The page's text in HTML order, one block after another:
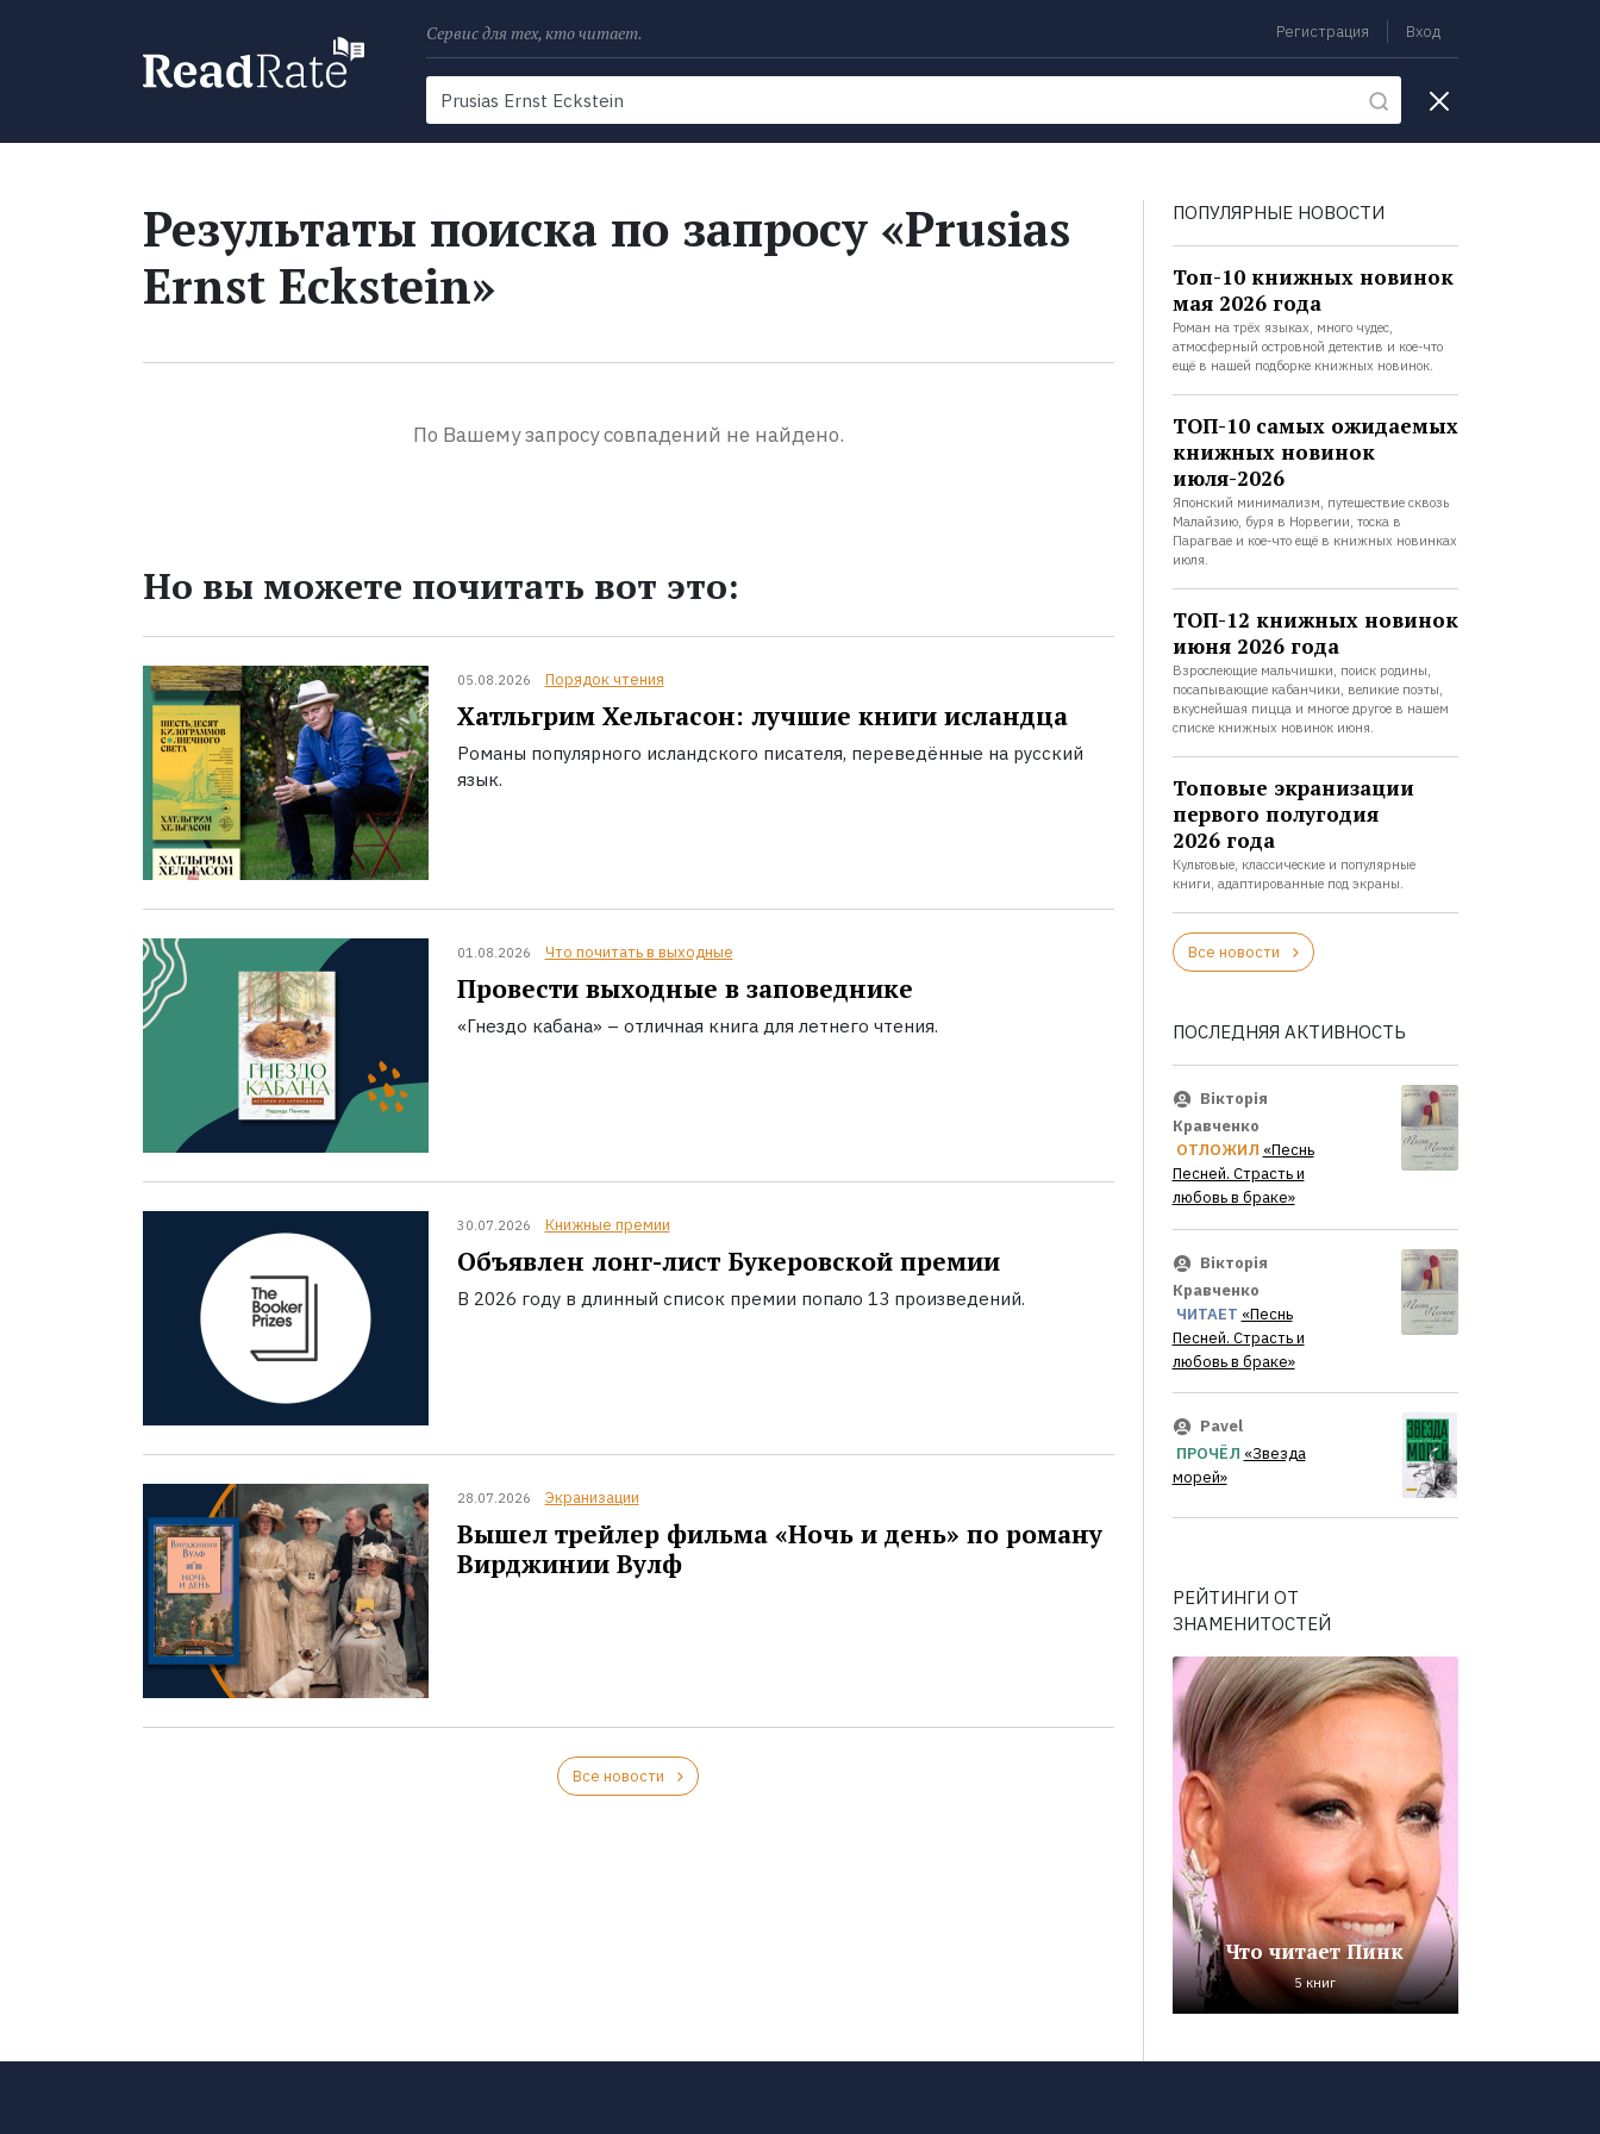
Сервис для тех, кто читает. Регистрация Вход
Поиск
Новости Рейтинги
Результаты поиска по запросу «Prusias
Ernst Eckstein»
По Вашему запросу совпадений не найдено.
Но вы можете почитать вот это:
05.08.2026 Порядок чтения
Хатльгрим Хельгасон: лучшие книги исландца
Романы популярного исландского писателя, переведённые на русский
язык.
01.08.2026 Что почитать в выходные
Провести выходные в заповеднике
«Гнездо кабана» – отличная книга для летнего чтения.
30.07.2026 Книжные премии
Объявлен лонг-лист Букеровской премии
В 2026 году в длинный список премии попало 13 произведений.
28.07.2026 Экранизации
Вышел трейлер фильма «Ночь и день» по роману
Вирджинии Вулф
Все новости
ПОПУЛЯРНЫЕ НОВОСТИ
Топ-10 книжных новинок
мая 2026 года
Роман на трёх языках, много чудес,
атмосферный островной детектив и кое-что
ещё в нашей подборке книжных новинок.
ТОП-10 самых ожидаемых
книжных новинок
июля-2026
Японский минимализм, путешествие сквозь
Малайзию, буря в Норвегии, тоска в
Парагвае и кое-что ещё в книжных новинках
июля.
ТОП-12 книжных новинок
июня 2026 года
Взрослеющие мальчишки, поиск родины,
посапывающие кабанчики, великие поэты,
вкуснейшая пицца и многое другое в нашем
списке книжных новинок июня.
Топовые экранизации
первого полугодия
2026 года
Культовые, классические и популярные
книги, адаптированные под экраны.
Все новости
ПОСЛЕДНЯЯ АКТИВНОСТЬ
Вікторія
Кравченко
ОТЛОЖИЛ «Песнь
Песней. Страсть и
любовь в браке»
Вікторія
Кравченко
ЧИТАЕТ «Песнь
Песней. Страсть и
любовь в браке»
Pavel
ПРОЧЁЛ «Звезда
морей»
РЕЙТИНГИ ОТ
ЗНАМЕНИТОСТЕЙ
Что читает Пинк
5 книг